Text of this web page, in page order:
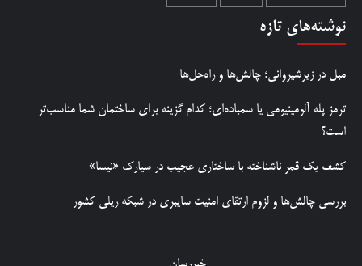
نوشته‌های تازه
مبل در زیرشیروانی؛ چالش‌ها و راه‌حل‌ها
ترمز پله آلومینیومی یا سمباده‌ای؛ کدام گزینه برای ساختمان شما مناسب‌تر
است؟
کشف یک قمر ناشناخته با ساختاری عجیب در سیارک «نیسا»
بررسی چالش‌ها و لزوم ارتقای امنیت سایبری در شبکه ریلی کشور